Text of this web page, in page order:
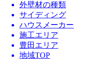
外壁材の種類
サイディング
ハウスメーカー
施工エリア
豊田エリア
地域TOP